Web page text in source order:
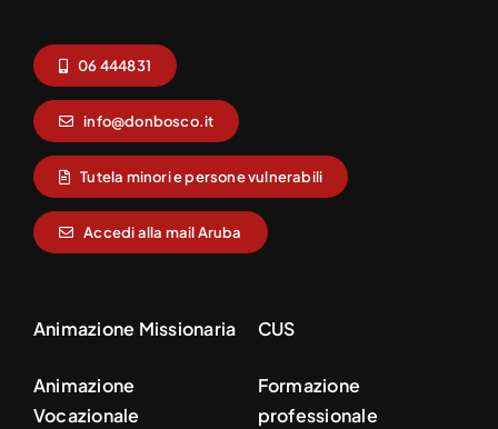
06 444831
info@donbosco.it
Tutela minori e persone vulnerabili
Accedi alla mail Aruba
Animazione Missionaria
Animazione
Vocazionale
CUS
Formazione
professionale